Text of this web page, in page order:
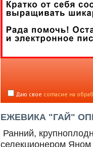
Даю свое согласие на
ЕЖЕВИКА "ГАЙ"
Ранний,
селекционером Яном